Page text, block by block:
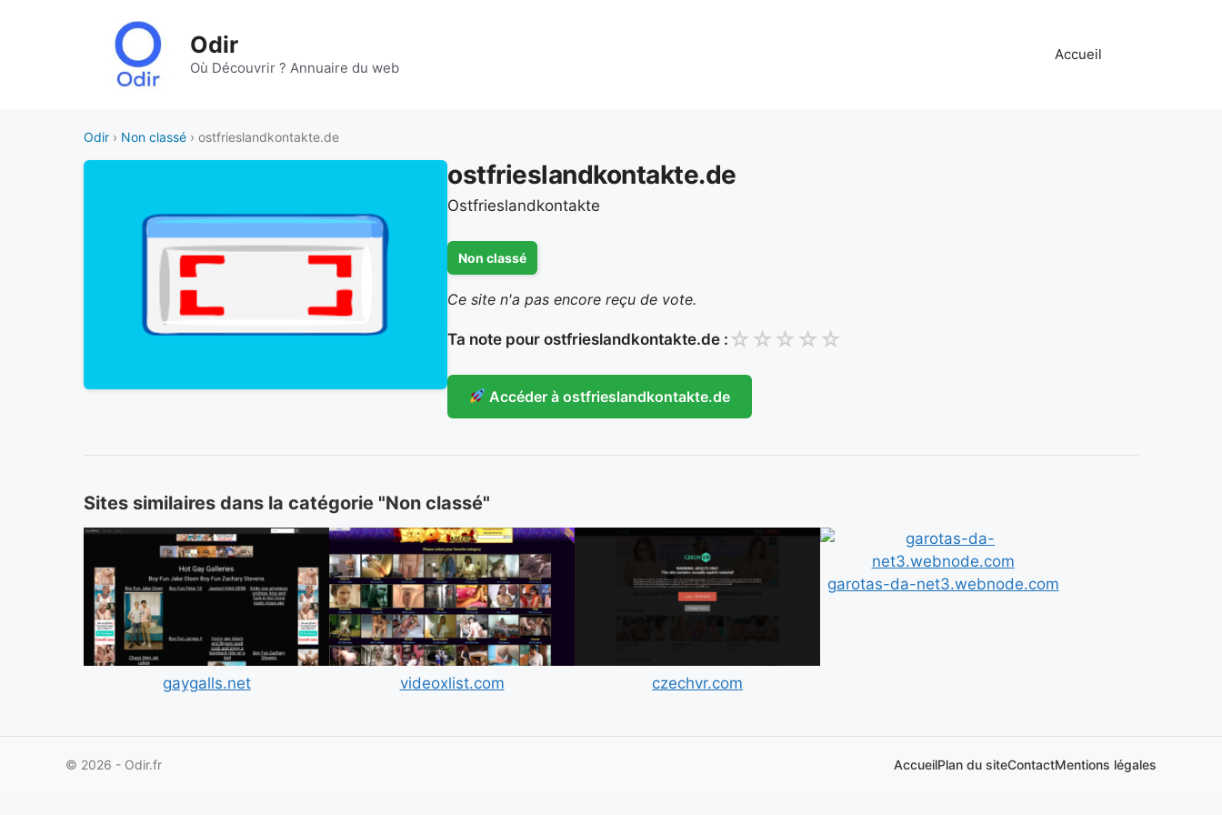
Odir
Où Découvrir ? Annuaire du web
Accueil
Odir › Non classé › ostfrieslandkontakte.de
ostfrieslandkontakte.de
Ostfrieslandkontakte
Non classé
Ce site n'a pas encore reçu de vote.
Ta note pour ostfrieslandkontakte.de : ☆ ☆ ☆ ☆ ☆
Accéder à ostfrieslandkontakte.de
Sites similaires dans la catégorie "Non classé"
gaygalls.net videoxlist.com czechvr.com
garotas-da-net3.webnode.com
© 2026 - Odir.fr AccueilPlan du siteContactMentions légales